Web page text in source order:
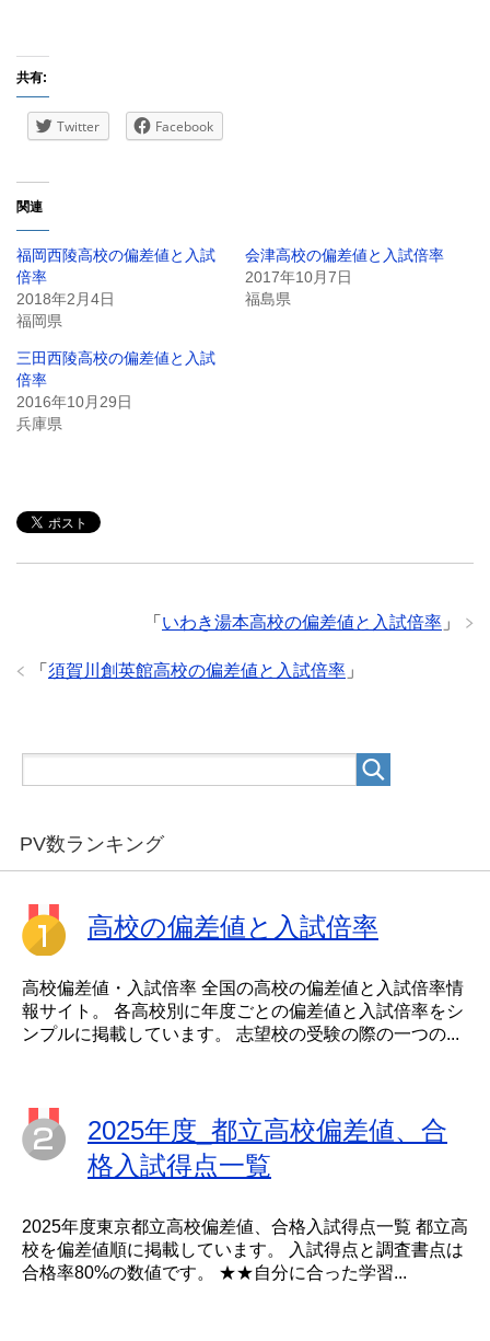
共有:
Twitter Facebook
関連
福岡西陵高校の偏差値と入試
倍率
2018年2月4日
福岡県
会津高校の偏差値と入試倍率
2017年10月7日
福島県
三田西陵高校の偏差値と入試
倍率
2016年10月29日
兵庫県
「 いわき湯本高校の偏差値と入試倍率 」
「 須賀川創英館高校の偏差値と入試倍率 」
PV数ランキング
高校の偏差値と入試倍率
高校偏差値・入試倍率 全国の高校の偏差値と入試倍率情
報サイト。 各高校別に年度ごとの偏差値と入試倍率をシ
ンプルに掲載しています。 志望校の受験の際の一つの...
2025年度_都立高校偏差値、合
格入試得点一覧
2025年度東京都立高校偏差値、合格入試得点一覧 都立高
校を偏差値順に掲載しています。 入試得点と調査書点は
合格率80%の数値です。 ★★自分に合った学習...